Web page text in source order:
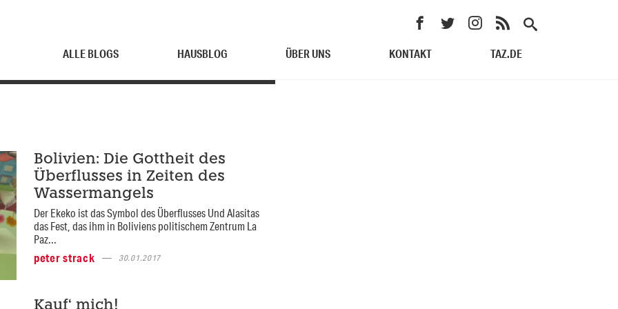
ALLE BLOGS HAUSBLOG ÜBER UNS KONTAKT TAZ.DE
Bolivien: Die Gottheit des
Überflusses in Zeiten des
Wassermangels
Der Ekeko ist das Symbol des Überflusses Und Alasitas
das Fest, das ihm in Boliviens politischem Zentrum La
Paz...
peter strack
30.01.2017